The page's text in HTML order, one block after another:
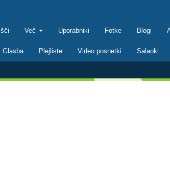
Išči Več Uporabniki Fotke Blogi
Glasba Plejliste Video posnetki Salaoki